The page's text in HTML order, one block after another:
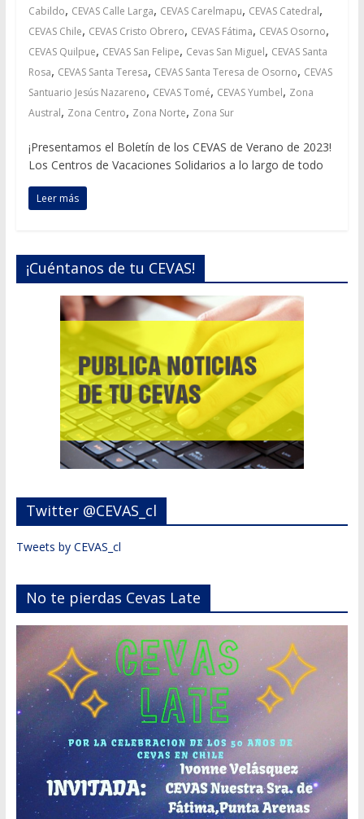
Cabildo, CEVAS Calle Larga, CEVAS Carelmapu, CEVAS Catedral,
CEVAS Chile, CEVAS Cristo Obrero, CEVAS Fátima, CEVAS Osorno,
CEVAS Quilpue, CEVAS San Felipe, Cevas San Miguel, CEVAS Santa
Rosa, CEVAS Santa Teresa, CEVAS Santa Teresa de Osorno, CEVAS
Santuario Jesús Nazareno, CEVAS Tomé, CEVAS Yumbel, Zona
Austral, Zona Centro, Zona Norte, Zona Sur
¡Presentamos el Boletín de los CEVAS de Verano de 2023!
Los Centros de Vacaciones Solidarios a lo largo de todo
Leer más
¡Cuéntanos de tu CEVAS!
Twitter @CEVAS_cl
Tweets by CEVAS_cl
No te pierdas Cevas Late